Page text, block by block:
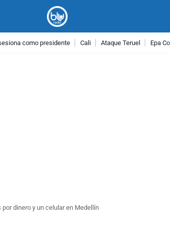
como presidente Cali Ataque Teruel Epa
dinero y un celular en Medellín